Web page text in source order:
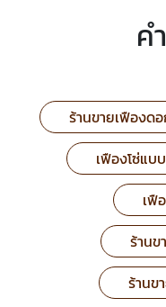
ค
ร้านขายเฟืองด
เฟืองโซ่แบ
เฟื
ร้านข
ร้านข